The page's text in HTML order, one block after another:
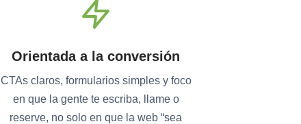
Orientada a la conversión
CTAs claros, formularios simples y foco
en que la gente te escriba, llame o
reserve, no solo en que la web “sea